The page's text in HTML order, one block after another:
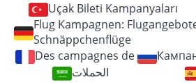
Uçak Bileti Kampanyaları
Flug Kampagnen:
Schnäppchenflüge
Des campagnes de
الحملات